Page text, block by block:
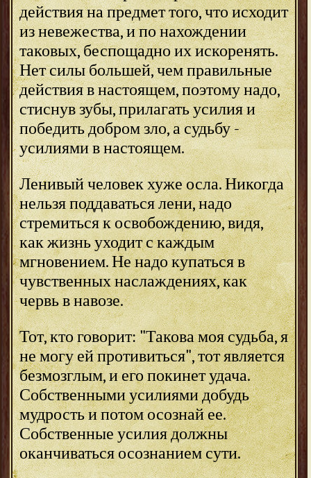
действия на предмет того, что исходит
из невежества, и по нахождении
таковых, беспощадно их искоренять.
Нет силы большей, чем правильные
действия в настоящем, поэтому надо,
стиснув зубы, прилагать усилия и
победить добром зло, а судьбу -
усилиями в настоящем.
Ленивый человек хуже осла. Никогда
нельзя поддаваться лени, надо
стремиться к освобождению, видя,
как жизнь уходит с каждым
мгновением. Не надо купаться в
чувственных наслаждениях, как
червь в навозе.
Тот, кто говорит: "Такова моя судьба, я
не могу ей противиться", тот является
безмозглым, и его покинет удача.
Собственными усилиями добудь
мудрость и потом осознай ее.
Собственные усилия должны
оканчиваться осознанием сути.